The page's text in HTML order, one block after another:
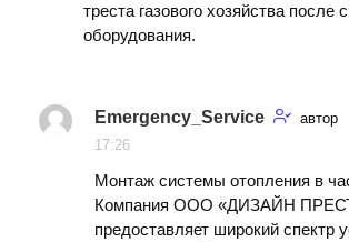
треста газового хозяйства после
оборудования.
Emergency_Service автор
17:26
Монтаж системы отопления в
Компания ООО «ДИЗАЙН
предоставляет широкий спектр